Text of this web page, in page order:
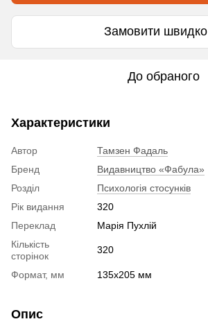
Замовити швидко
До обраного
Характеристики
Автор
Тамзен Фадаль
Бренд
Видавництво «Фабула»
Розділ
Психологія стосунків
Рік видання
320
Переклад
Марія Пухлій
Кількість
сторінок
320
Формат, мм 135х205 мм
Опис